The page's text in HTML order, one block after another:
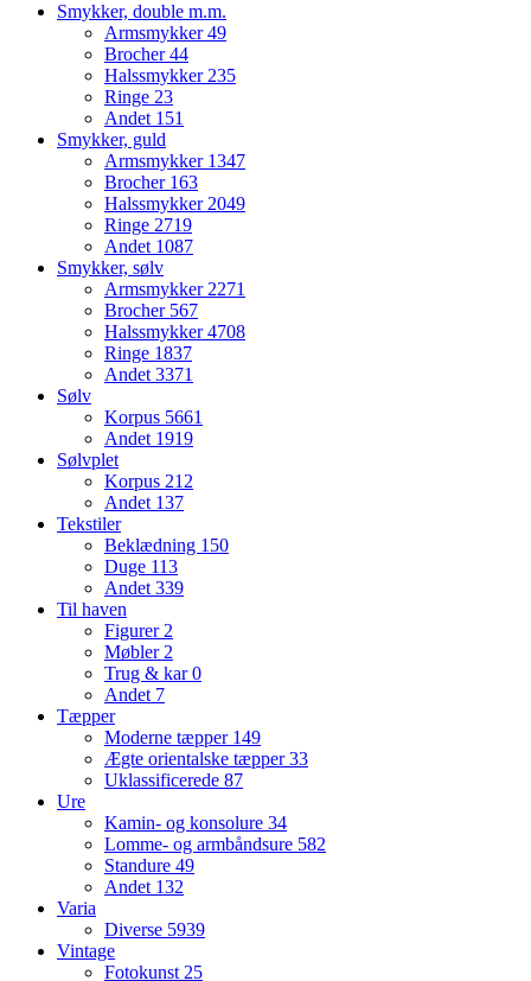
Smykker, double m.m.
Armsmykker49
Brocher44
Halssmykker 235
Ringe 23
Andet 151
Smykker, guld
Armsmykker 1347
Brocher 163
Halssmykker 2049
Ringe 2719
Andet 1087
Smykker, sølv
Armsmykker 2271
Brocher 567
Halssmykker4708
Ringe 1837
Andet 3371
Sølv
Korpus 5661
Andet 1919
Sølvplet
Korpus 212
Andet 137
Tekstiler
Beklædning 150
Duge 113
Andet 339
Til haven
Figurer 2
Møbler 2
Trug & kar0
Andet 7
Tæpper
Moderne tæpper 149
Ægte orientalske tæpper33
Uklassificerede 87
Ure
Kamin- og konsolure 34
Lomme- og armbåndsure 582
Standure 49
Andet 132
Varia
Diverse 5939
Vintage
Fotokunst 25